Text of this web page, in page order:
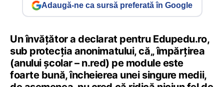
Adaugă-ne ca sursă preferată în Google
Un învățător a declarat pentru Edupedu.ro,
sub protecția anonimatului, că„ împărțirea
(anului școlar – n.red) pe module este
foarte bună, încheierea unei singure medii,